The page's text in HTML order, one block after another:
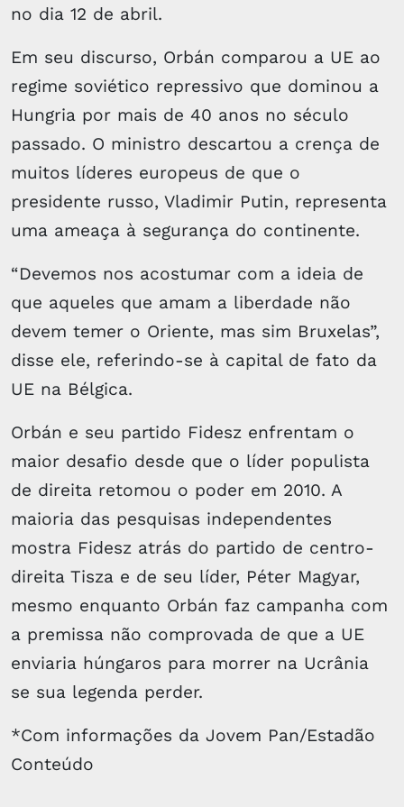
no dia 12 de abril.
Em seu discurso, Orbán comparou a UE ao
regime soviético repressivo que dominou a
Hungria por mais de 40 anos no século
passado. O ministro descartou a crença de
muitos líderes europeus de que o
presidente russo, Vladimir Putin, representa
uma ameaça à segurança do continente.
“Devemos nos acostumar com a ideia de
que aqueles que amam a liberdade não
devem temer o Oriente, mas sim Bruxelas”,
disse ele, referindo-se à capital de fato da
UE na Bélgica.
Orbán e seu partido Fidesz enfrentam o
maior desafio desde que o líder populista
de direita retomou o poder em 2010. A
maioria das pesquisas independentes
mostra Fidesz atrás do partido de centro-
direita Tisza e de seu líder, Péter Magyar,
mesmo enquanto Orbán faz campanha com
a premissa não comprovada de que a UE
enviaria húngaros para morrer na Ucrânia
se sua legenda perder.
*Com informações da Jovem Pan/Estadão
Conteúdo